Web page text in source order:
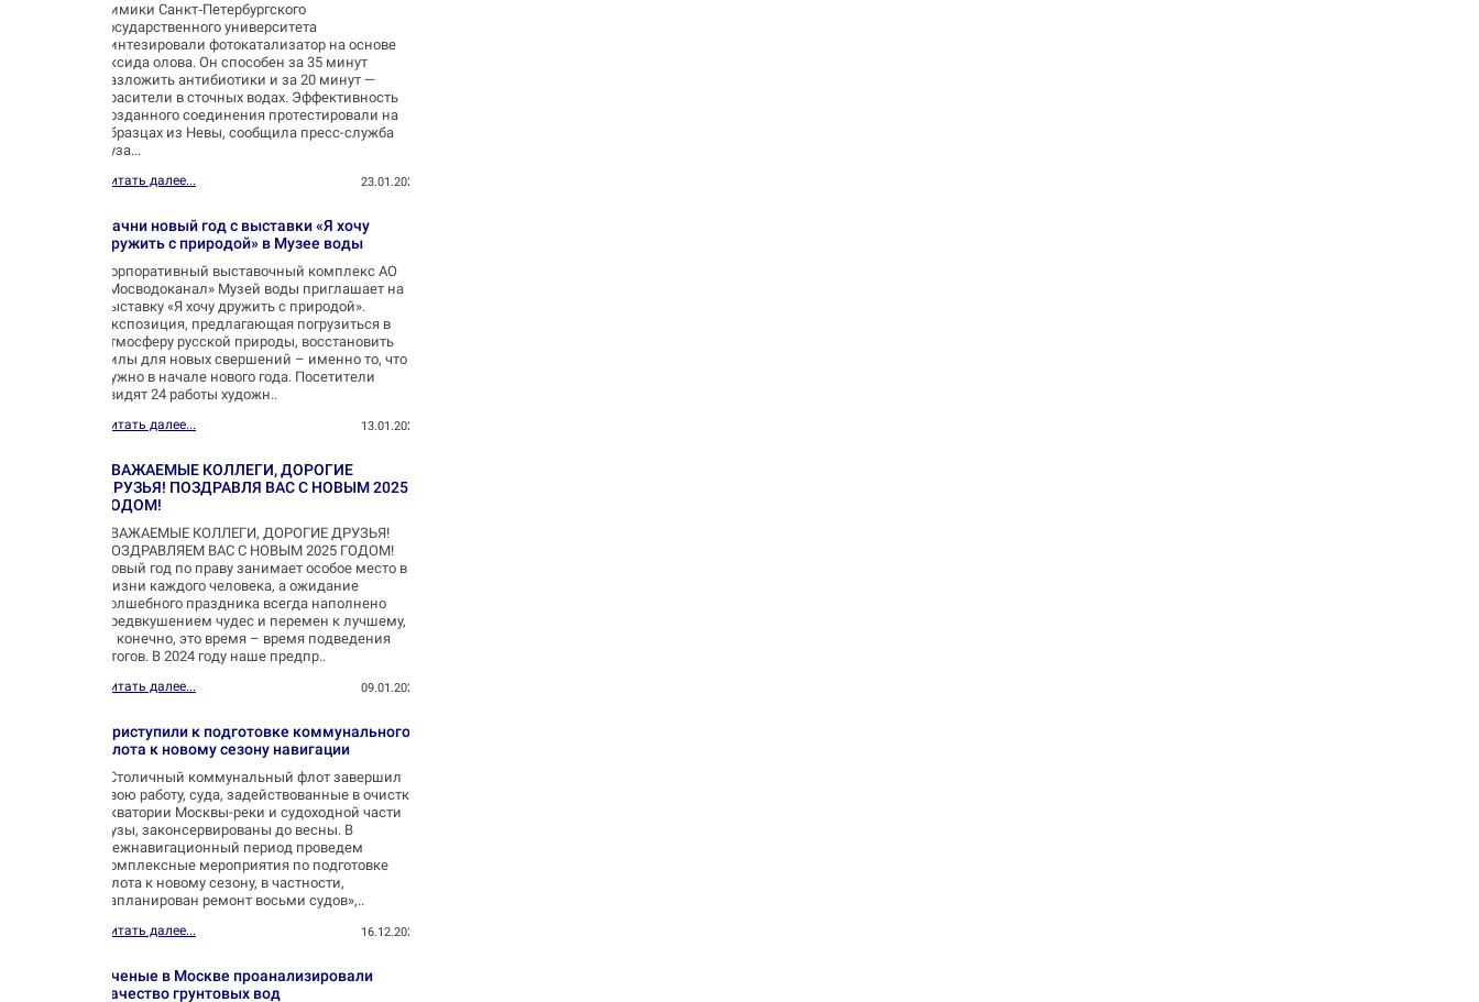
Химики Санкт‑Петербургского
государственного университета
синтезировали фотокатализатор на основе
оксида олова. Он способен за 35 минут
разложить антибиотики и за 20 минут —
красители в сточных водах. Эффективность
созданного соединения протестировали на
образцах из Невы, сообщила пресс-служба
вуза...
Читать далее... 23.01.2025
Начни новый год с выставки «Я хочу
дружить с природой» в Музее воды
Корпоративный выставочный комплекс АО
«Мосводоканал» Музей воды приглашает на
выставку «Я хочу дружить с природой».
Экспозиция, предлагающая погрузиться в
атмосферу русской природы, восстановить
силы для новых свершений – именно то, что
нужно в начале нового года. Посетители
увидят 24 работы художн..
Читать далее... 13.01.2025
УВАЖАЕМЫЕ КОЛЛЕГИ, ДОРОГИЕ
ДРУЗЬЯ! ПОЗДРАВЛЯ ВАС С НОВЫМ 2025
ГОДОМ!
УВАЖАЕМЫЕ КОЛЛЕГИ, ДОРОГИЕ ДРУЗЬЯ!
ПОЗДРАВЛЯЕМ ВАС С НОВЫМ 2025 ГОДОМ!
Новый год по праву занимает особое место в
жизни каждого человека, а ожидание
волшебного праздника всегда наполнено
предвкушением чудес и перемен к лучшему,
и, конечно, это время – время подведения
итогов. В 2024 году наше предпр..
Читать далее... 09.01.2025
Приступили к подготовке коммунального
флота к новому сезону навигации
«Столичный коммунальный флот завершил
свою работу, суда, задействованные в очистке
акватории Москвы-реки и судоходной части
Яузы, законсервированы до весны. В
межнавигационный период проведем
комплексные мероприятия по подготовке
флота к новому сезону, в частности,
запланирован ремонт восьми судов»,..
Читать далее... 16.12.2024
Ученые в Москве проанализировали
качество грунтовых вод